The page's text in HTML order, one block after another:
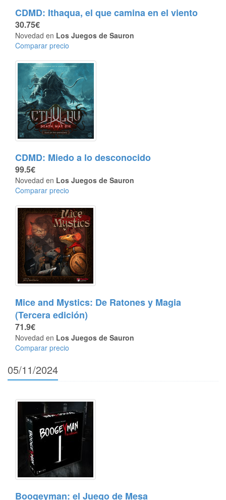
CDMD: Ithaqua, el que camina en el viento
30.75€
Novedad en Los Juegos de Sauron
Comparar precio
CDMD: Miedo a lo desconocido
99.5€
Novedad en Los Juegos de Sauron
Comparar precio
Mice and Mystics: De Ratones y Magia
(Tercera edición)
71.9€
Novedad en Los Juegos de Sauron
Comparar precio
05/11/2024
Boogeyman: el Juego de Mesa